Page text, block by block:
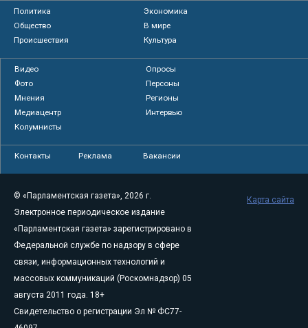
Политика
Экономика
Общество
В мире
Происшествия
Культура
Видео
Опросы
Фото
Персоны
Мнения
Регионы
Медиацентр
Интервью
Колумнисты
Контакты Реклама Вакансии
© «Парламентская газета», 2026 г.
Электронное периодическое издание
«Парламентская газета» зарегистрировано в
Федеральной службе по надзору в сфере
связи, информационных технологий и
массовых коммуникаций (Роскомнадзор) 05
августа 2011 года. 18+
Свидетельство о регистрации Эл № ФС77-
Карта сайта